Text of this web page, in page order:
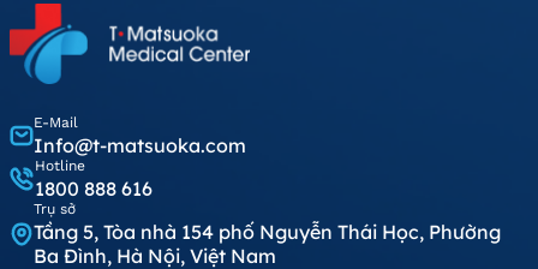
E-Mail
Info@t-matsuoka.com
Hotline
1800 888 616
Trụ sở
Tầng 5, Tòa nhà 154 phố Nguyễn Thái Học, Phường
Ba Đình, Hà Nội, Việt Nam